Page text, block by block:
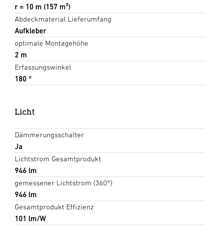
r = 10 m (157 m²)
Abdeckmaterial Lieferumfang
Aufkleber
optimale Montagehöhe
2 m
Erfassungswinkel
180 °
Licht
Dämmerungsschalter
Ja
Lichtstrom Gesamtprodukt
946 lm
gemessener Lichtstrom (360°)
946 lm
Gesamtprodukt Effizienz
101 lm/W